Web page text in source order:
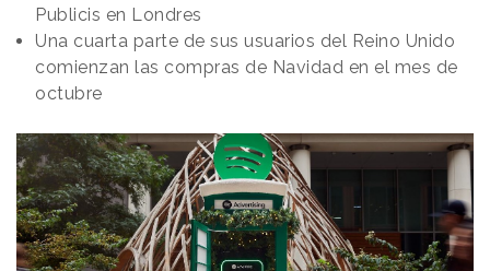
Publicis en Londres
Una cuarta parte de sus usuarios del Reino Unido
comienzan las compras de Navidad en el mes de
octubre